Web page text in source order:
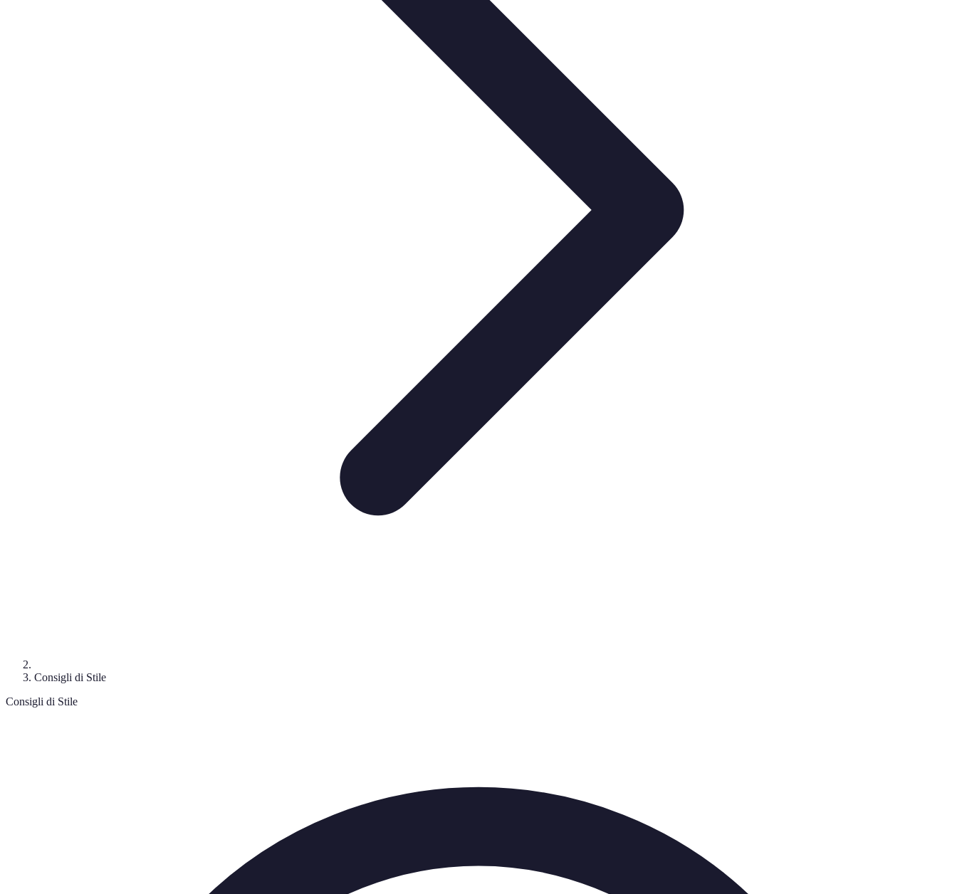
Consigli di Stile
Consigli di Stile